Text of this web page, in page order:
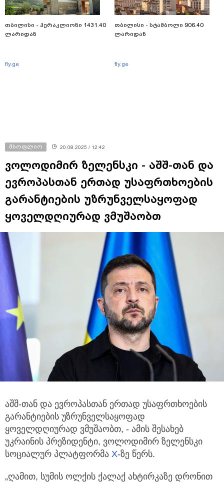
თბილისი - ჰერაკლიონი 1431.40
ლარიდან
fly.ge
თბილისი - სტამბოლი 906.40
ლარიდან
fly.ge
მსოფლიო 20.08.2025 / 12:42
ვოლოდიმირ ზელენსკი - აშშ-თან და
ევროპასთან ერთად უსაფრთხოების
გარანტიების უზრუნველსაყოფად
ყოველდღიურად ვმუშაობთ
აშშ-თან და ევროპასთან ერთად უსაფრთხოების
გარანტიების უზრუნველსაყოფად
ყოველდღიურად ვმუშაობთ, - ამის შესახებ
უკრაინის პრეზიდენტი, ვოლოდიმირ ზელენსკი
სოციალურ პლატფორმა X-ზე წერს.
„ღამით, სუმის ოლქის ქალაქ ახტირკაზე დრონით